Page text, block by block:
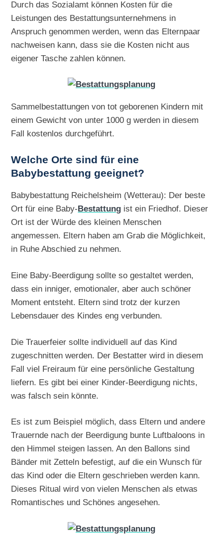
Durch das Sozialamt können Kosten für die
Leistungen des Bestattungsunternehmens in
Anspruch genommen werden, wenn das Elternpaar
nachweisen kann, dass sie die Kosten nicht aus
eigener Tasche zahlen können.
Sammelbestattungen von tot geborenen Kindern mit
einem Gewicht von unter 1000 g werden in diesem
Fall kostenlos durchgeführt.
Welche Orte sind für eine
Babybestattung geeignet?
Babybestattung Reichelsheim (Wetterau): Der beste
Ort für eine Baby-Bestattung ist ein Friedhof. Dieser
Ort ist der Würde des kleinen Menschen
angemessen. Eltern haben am Grab die Möglichkeit,
in Ruhe Abschied zu nehmen.
Eine Baby-Beerdigung sollte so gestaltet werden,
dass ein inniger, emotionaler, aber auch schöner
Moment entsteht. Eltern sind trotz der kurzen
Lebensdauer des Kindes eng verbunden.
Die Trauerfeier sollte individuell auf das Kind
zugeschnitten werden. Der Bestatter wird in diesem
Fall viel Freiraum für eine persönliche Gestaltung
liefern. Es gibt bei einer Kinder-Beerdigung nichts,
was falsch sein könnte.
Es ist zum Beispiel möglich, dass Eltern und andere
Trauernde nach der Beerdigung bunte Luftbaloons in
den Himmel steigen lassen. An den Ballons sind
Bänder mit Zetteln befestigt, auf die ein Wunsch für
das Kind oder die Eltern geschrieben werden kann.
Dieses Ritual wird von vielen Menschen als etwas
Romantisches und Schönes angesehen.